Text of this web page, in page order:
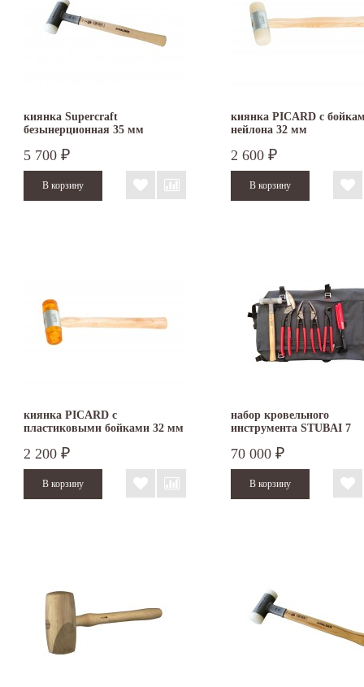
киянка Supercraft
безынерционная 35 мм
5 700 ₽
киянка PICARD с
нейлона 32 мм
2 600 ₽
киянка PICARD с
пластиковыми бойками 32 мм
2 200 ₽
набор кровельного
инструмента STUBAI 7
70 000 ₽